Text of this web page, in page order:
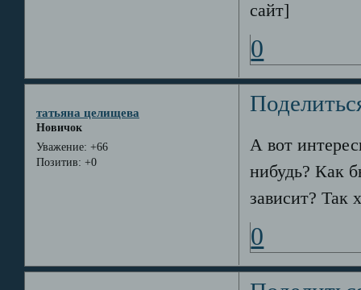
сайт]
0
татьяна целищева
Новичок
Уважение: +66
Позитив: +0
А вот
нибудь? Как
зависит? Так
0